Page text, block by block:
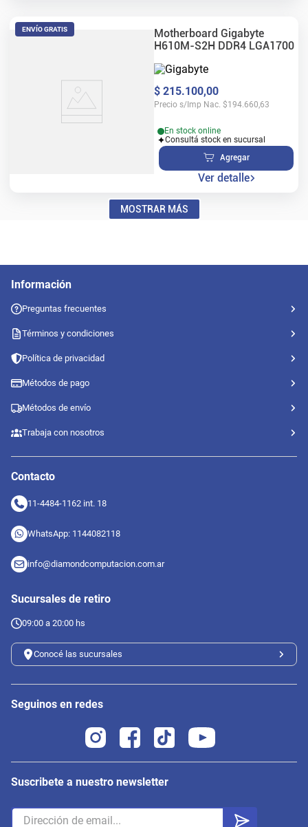
ENVÍO GRATIS
Motherboard Gigabyte
H610M-S2H DDR4 LGA1700
$ 215.100,00
Precio s/Imp Nac. $194.660,63
En stock online
Consultá stock en sucursal
Agregar
Ver detalle
MOSTRAR MÁS
Información
Preguntas frecuentes
Términos y condiciones
Política de privacidad
Métodos de pago
Métodos de envío
Trabaja con nosotros
Contacto
11-4484-1162 int. 18
WhatsApp: 1144082118
info@diamondcomputacion.com.ar
Sucursales de retiro
09:00 a 20:00 hs
Conocé las sucursales
Seguinos en redes
Suscribete a nuestro newsletter